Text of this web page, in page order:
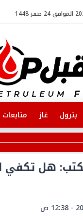
بترول غاز متابعات
هل تكفي